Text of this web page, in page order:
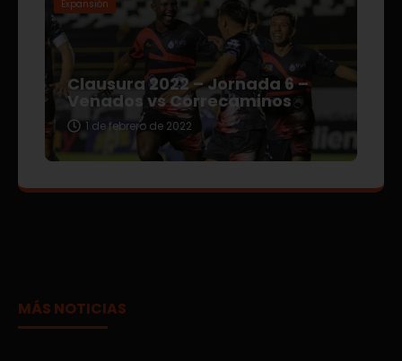
Expansión
Clausura 2022 – Jornada 6 –
Venados vs Correcaminos
1 de febrero de 2022
MÁS NOTICIAS